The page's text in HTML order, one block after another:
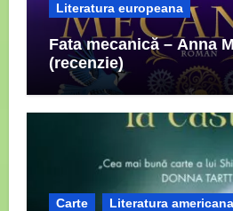
Literatura europeana
Fata mecanică – Anna
(recenzie)
Carte Literatura americana